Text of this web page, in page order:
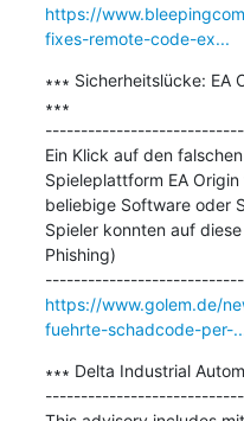
https://
fixes-remote-code-ex...
∗∗∗ Sicherheitslücke:
∗∗∗
Ein Klick auf den
Spieleplattform EA
beliebige Software oder
Spieler konnten auf
Phishing)
https://www.golem.de/
fuehrte-schadcode-per-
∗∗∗ Delta Industrial